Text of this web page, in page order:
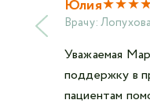
Юлия★★★
Врачу:
Уважаемая
поддержку в
пациентам